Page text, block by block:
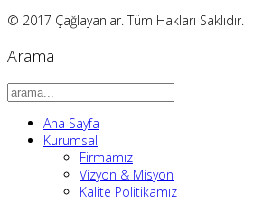
© 2017 Çağlayanlar. Tüm Hakları Saklıdır.
Arama
Ana Sayfa
Kurumsal
Firmamız
Vizyon & Misyon
Kalite Politikamız